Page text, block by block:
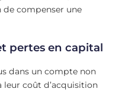
de compenser une
pertes en capital
dans un compte non
leur coût d’acquisition